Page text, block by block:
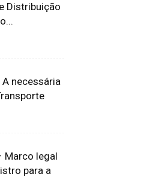
Distribuição
necessária
Marco legal
para a